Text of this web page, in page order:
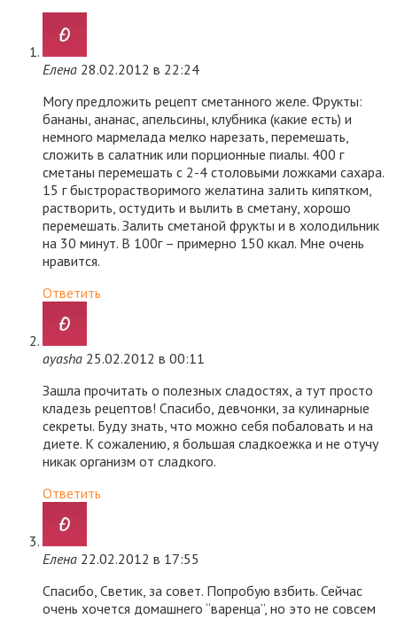
Елена 28.02.2012 в 22:24
Могу предложить рецепт сметанного желе. Фрукты:
бананы, ананас, апельсины, клубника (какие есть) и
немного мармелада мелко нарезать, перемешать,
сложить в салатник или порционные пиалы. 400 г
сметаны перемешать с 2-4 столовыми ложками сахара.
15 г быстрорастворимого желатина залить кипятком,
растворить, остудить и вылить в сметану, хорошо
перемешать. Залить сметаной фрукты и в холодильник
на 30 минут. В 100г – примерно 150 ккал. Мне очень
нравится.
Ответить
ayasha 25.02.2012 в 00:11
Зашла прочитать о полезных сладостях, а тут просто
кладезь рецептов! Спасибо, девчонки, за кулинарные
секреты. Буду знать, что можно себя побаловать и на
диете. К сожалению, я большая сладкоежка и не отучу
никак организм от сладкого.
Ответить
Елена 22.02.2012 в 17:55
Спасибо, Светик, за совет. Попробую взбить. Сейчас
очень хочется домашнего “варенца”, но это не совсем